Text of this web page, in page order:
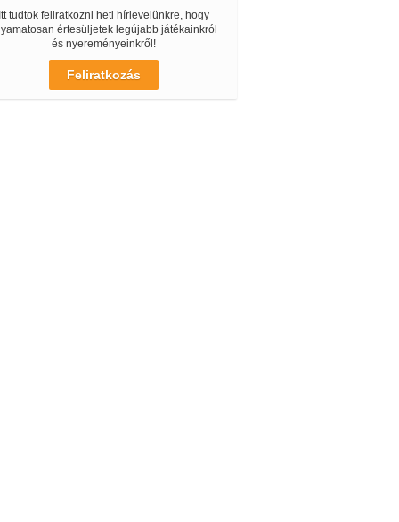
Itt tudtok feliratkozni heti hírlevelünkre, hogy
értesüljetek legújabb játékainkról
és nyereményeinkről!
Feliratkozás